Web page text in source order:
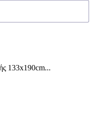
133x190cm...